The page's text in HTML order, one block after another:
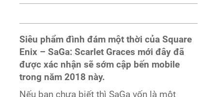
Siêu phẩm đình đám một thời của Square
Enix – SaGa: Scarlet Graces mới đây đã
được xác nhận sẽ sớm cập bến mobile
trong năm 2018 này.
Nếu bạn chưa biết thì SaGa vốn là một